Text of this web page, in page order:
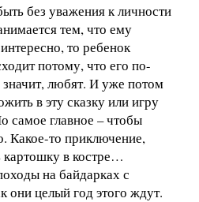
без уважения к личности
тем, что ему
то ребенок
потому, что его по-
любят. И уже потом
в эту сказку или игру
самое главное – чтобы
Какое-то приключение,
картошку в костре…
на байдарках с
они целый год этого ждут.